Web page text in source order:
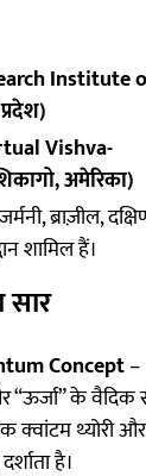
Institute
Vishva-
अमेरिका)
ब्राज़ील,
शामिल हैं।
सार
Concept–
“ऊर्जा” के
थ्योरी
है।